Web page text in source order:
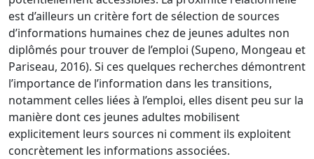
est d’ailleurs un critère fort de sélection de sources
d’informations humaines chez de jeunes adultes non
diplômés pour trouver de l’emploi (Supeno, Mongeau et
Pariseau, 2016). Si ces quelques recherches démontrent
l’importance de l’information dans les transitions,
notamment celles liées à l’emploi, elles disent peu sur la
manière dont ces jeunes adultes mobilisent
explicitement leurs sources ni comment ils exploitent
concrètement les informations associées.